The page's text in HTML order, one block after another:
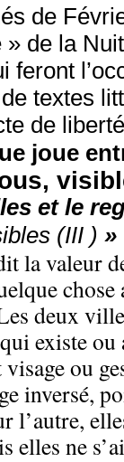
de
» de la
feront
textes
de
joue
et le
(III ) »
valeur
deux
existe
ou
inversé,
l’autre,
elles ne